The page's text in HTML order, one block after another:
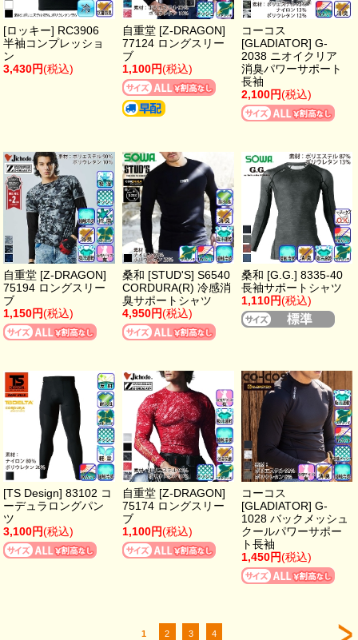
[ロッキー] RC3906
半袖コンプレッショ
ン
3,430円(税込)
自重堂 [Z-DRAGON]
77124 ロングスリー
ブ
1,100円(税込)
コーコス
[GLADIATOR] G-
2038 ニオイクリア
消臭パワーサポート
長袖
2,100円(税込)
自重堂 [Z-DRAGON]
75194 ロングスリー
ブ
1,150円(税込)
桑和 [STUD'S] S6540
CORDURA(R) 冷感消
臭サポートシャツ
4,950円(税込)
桑和 [G.G.] 8335-40
長袖サポートシャツ
1,110円(税込)
[TS Design] 83102 コ
ーデュラロングパン
ツ
3,100円(税込)
自重堂 [Z-DRAGON]
75174 ロングスリー
ブ
1,100円(税込)
コーコス
[GLADIATOR] G-
1028 バックメッシュ
クールパワーサポー
ト長袖
1,450円(税込)
1 2 3 4